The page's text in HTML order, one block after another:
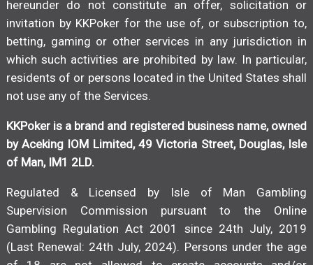
hereunder do not constitute an offer, solicitation or
invitation by KKPoker for the use of, or subscription to,
betting, gaming or other services in any jurisdiction in
which such activities are prohibited by law. In particular,
residents of or persons located in the United States shall
not use any of the Services.
KKPoker is a brand and registered business name, owned
by Aceking IOM Limited, 49 Victoria Street, Douglas, Isle
of Man, IM1 2LD.
Regulated & Licensed by Isle of Man Gambling
Supervision Commission pursuant to the Online
Gambling Regulation Act 2001 since 24th July, 2019
(Last Renewal: 24th July, 2024). Persons under the age